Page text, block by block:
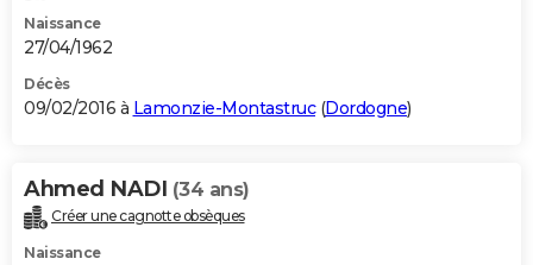
Naissance
27/04/1962
Décès
09/02/2016 à Lamonzie-Montastruc(Dordogne)
Ahmed NADI (34 ans)
Créer une cagnotte obsèques
Naissance